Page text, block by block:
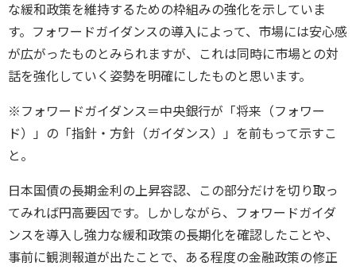
な緩和政策を維持するための枠組みの強化を示していま
す。フォワードガイダンスの導入によって、市場には安心感
が広がったものとみられますが、これは同時に市場との対
話を強化していく姿勢を明確にしたものと思います。
※フォワードガイダンス＝中央銀行が「将来（フォワー
ド）」の「指針・方針（ガイダンス）」を前もって示すこ
と。
日本国債の長期金利の上昇容認、この部分だけを切り取っ
てみれば円高要因です。しかしながら、フォワードガイダ
ンスを導入し強力な緩和政策の長期化を確認したことや、
事前に観測報道が出たことで、ある程度の金融政策の修正